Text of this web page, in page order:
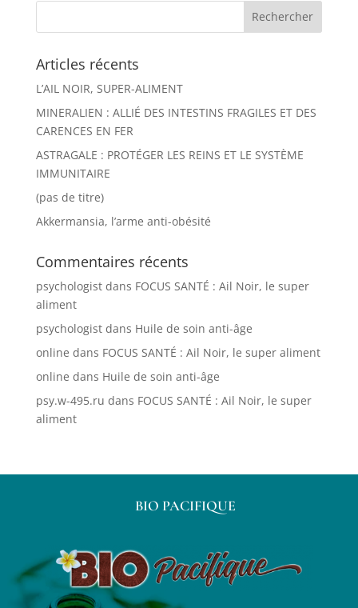
Articles récents
L’AIL NOIR, SUPER-ALIMENT
MINERALIEN : ALLIÉ DES INTESTINS FRAGILES ET DES
CARENCES EN FER
ASTRAGALE : PROTÉGER LES REINS ET LE SYSTÈME
IMMUNITAIRE
(pas de titre)
Akkermansia, l’arme anti-obésité
Commentaires récents
psychologistdans FOCUS SANTÉ : Ail Noir, le super
aliment
psychologistdans Huile de soin anti-âge
online dans FOCUS SANTÉ : Ail Noir, le super aliment
online dans Huile de soin anti-âge
psy.w-495.ru dans FOCUS SANTÉ : Ail Noir, le super
aliment
BIO PACIFIQUE